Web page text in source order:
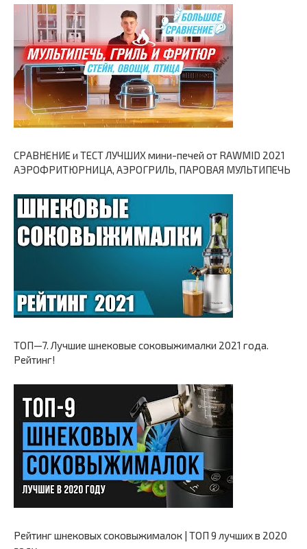
СРАВНЕНИЕ и ТЕСТ ЛУЧШИХ мини-печей от RAWMID 2021
АЭРОФРИТЮРНИЦА, АЭРОГРИЛЬ, ПАРОВАЯ МУЛЬТИПЕЧЬ
ТОП—7. Лучшие шнековые соковыжималки 2021 года.
Рейтинг!
Рейтинг шнековых соковыжималок | ТОП 9 лучших в 2020